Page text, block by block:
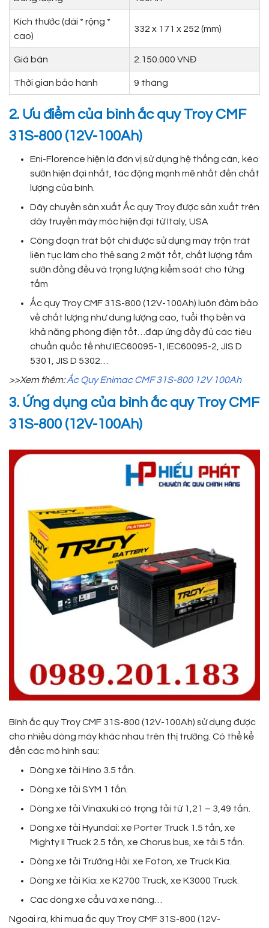
Kích thước (dài * rộng *
cao)
332 x 171 x 252 (mm)
Giá bán 2.150.000 VNĐ
Thời gian bảo hành 9 tháng
2. Ưu điểm của bình ắc quy Troy CMF
31S-800 (12V-100Ah)
Eni-Florence hiện là đơn vị sử dụng hệ thống cán, kéo
sườn hiện đại nhất, tác động mạnh mẽ nhất đến chất
lượng của bình.
Dây chuyền sản xuất Ắc quy Troy được sản xuất trên
dây truyền máy móc hiện đại từ Italy, USA
Công đoạn trát bột chì được sử dụng máy trộn trát
liên tục làm cho thẻ sang 2 mặt tốt, chất lượng tấm
sườn đồng đều và trọng lượng kiểm soát cho từng
tấm
Ắc quy Troy CMF 31S-800 (12V-100Ah) luôn đảm bảo
về chất lượng như dung lượng cao, tuổi thọ bền và
khả năng phóng điện tốt…đáp ứng đầy đủ các tiêu
chuẩn quốc tế như IEC60095-1, IEC60095-2, JIS D
5301, JIS D 5302…
>>Xem thêm:Ắc Quy Enimac CMF 31S-800 12V 100Ah
3. Ứng dụng của bình ắc quy Troy CMF
31S-800 (12V-100Ah)
Bình ắc quy Troy CMF 31S-800 (12V-100Ah) sử dụng được
cho nhiều dòng máy khác nhau trên thị trường. Có thể kể
đến các mô hình sau:
Dòng xe tải Hino 3.5 tấn.
Dòng xe tải SYM 1 tấn.
Dòng xe tải Vinaxuki có trọng tải từ 1,21 – 3,49 tấn.
Dòng xe tải Hyundai: xe Porter Truck 1.5 tấn, xe
Mighty II Truck 2.5 tấn, xe Chorus bus, xe tải 5 tấn.
Dòng xe tải Trường Hải: xe Foton, xe Truck Kia.
Dòng xe tải Kia: xe K2700 Truck, xe K3000 Truck.
Các dòng xe cẩu và xe nâng…
Ngoài ra, khi mua ắc quy Troy CMF 31S-800 (12V-